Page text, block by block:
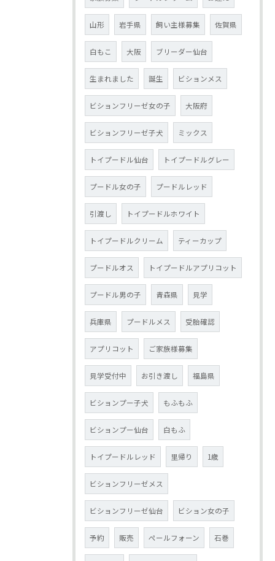
山形 岩手県 飼い主様募集 佐賀県
白もこ 大阪 ブリーダー仙台
生まれました 誕生 ビションメス
ビションフリーゼ女の子 大阪府
ビションフリーゼ子犬 ミックス
トイプードル仙台 トイプードルグレー
プードル女の子 プードルレッド
引渡し トイプードルホワイト
トイプードルクリーム ティーカップ
プードルオス トイプードルアプリコット
プードル男の子 青森県 見学
兵庫県 プードルメス 受胎確認
アプリコット ご家族様募集
見学受付中 お引き渡し 福島県
ビションプー子犬 もふもふ
ビションプー仙台 白もふ
トイプードルレッド 里帰り 1歳
ビションフリーゼメス
ビションフリーゼ仙台 ビション女の子
予約 販売 ペールフォーン 石巻